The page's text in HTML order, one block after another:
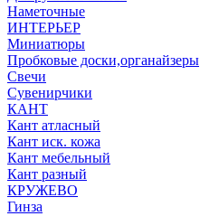
Наметочные
ИНТЕРЬЕР
Миниатюры
Пробковые доски,органайзеры
Свечи
Сувенирчики
КАНТ
Кант атласный
Кант иск. кожа
Кант мебельный
Кант разный
КРУЖЕВО
Гинза